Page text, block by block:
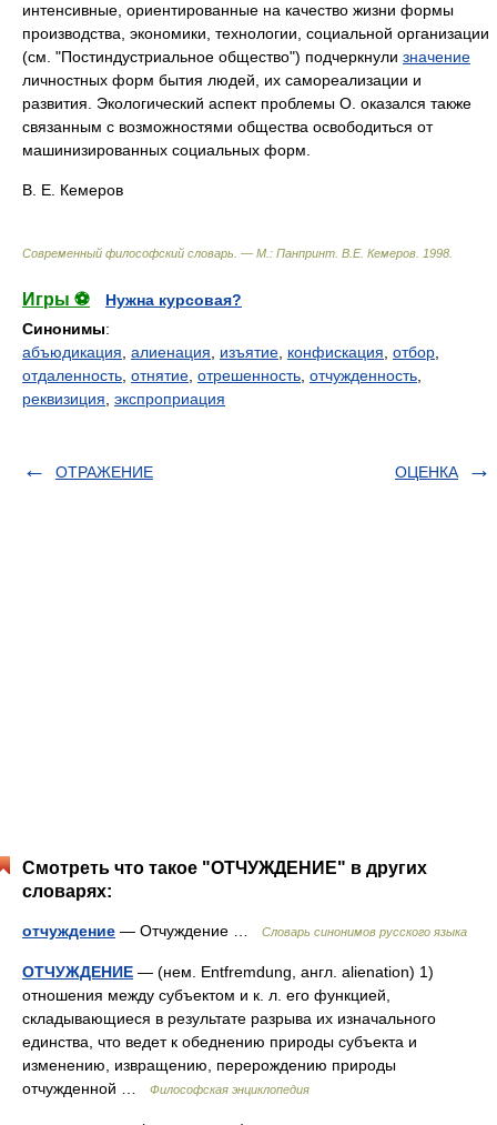
интенсивные, ориентированные на качество жизни формы
производства, экономики, технологии, социальной организации
(см. "Постиндустриальное общество") подчеркнули значение
личностных форм бытия людей, их самореализации и
развития. Экологический аспект проблемы О. оказался также
связанным с возможностями общества освободиться от
машинизированных социальных форм.
В. Е. Кемеров
Современный философский словарь. — М.: Панпринт В.Е. Кемеров 1998
Игры ⚽
Нужна курсовая?
Синонимы:
абъюдикация алиенация изъятие конфискация отбор
отдаленность отнятие отрешенность отчужденность
реквизиция экспроприация
ОТРАЖЕНИЕ ОЦЕНКА
Смотреть что такое "ОТЧУЖДЕНИЕ" в других
словарях:
отчуждение — Отчуждение … Словарь синонимов русского языка
ОТЧУЖДЕНИЕ — (нем. Entfremdung, англ. alienation) 1)
отношения между субъектом и к. л. его функцией,
складывающиеся в результате разрыва их изначального
единства, что ведет к обеднению природы субъекта и
изменению, извращению, перерождению природы
отчужденной …
Философская энциклопедия